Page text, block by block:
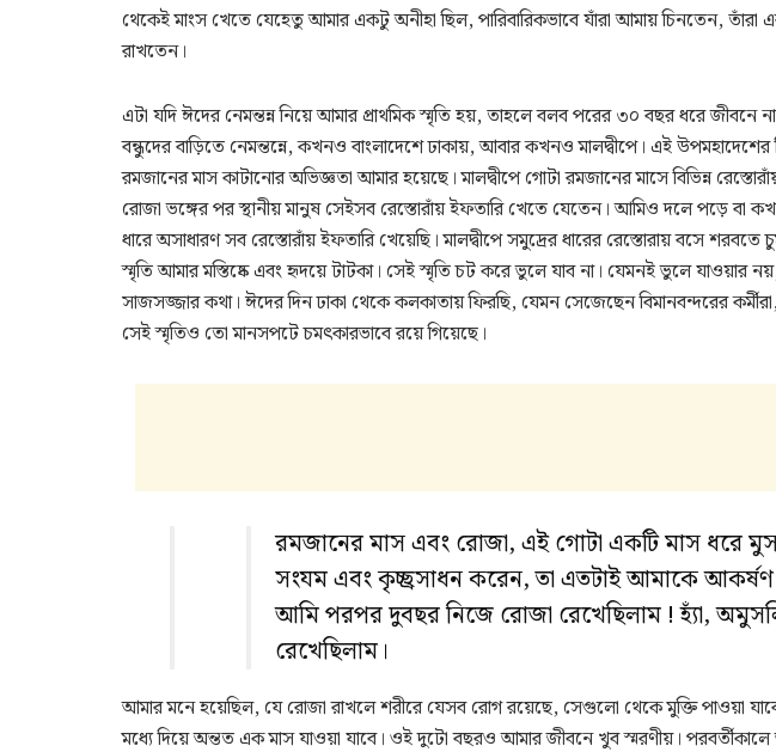
থেকেই মাংস খেতে যেহেতু আমার একটু অনীহা ছিল, পারিবারিকভাবে যাঁরা আমায় চিনতেন,
রাখতেন।
এটা যদি ঈদের নেমন্তন্ন নিয়ে আমার প্রাথমিক স্মৃতি হয়, তাহলে বলব পরের ৩০ বছর ধরে জীবনে
বন্ধুদের বাড়িতে নেমন্তন্নে, কখনও বাংলাদেশে ঢাকায়, আবার কখনও মালদ্বীপে। এই উপমহাদেশের
রমজানের মাস কাটানোর অভিজ্ঞতা আমার হয়েছে। মালদ্বীপে গোটা রমজানের মাসে বিভিন্ন
রোজা ভঙ্গের পর স্থানীয় মানুষ সেইসব রেস্তোরাঁয় ইফতারি খেতে যেতেন। আমিও দলে পড়ে বা
ধারে অসাধারণ সব রেস্তোরাঁয় ইফতারি খেয়েছি। মালদ্বীপে সমুদ্রের ধারের রেস্তোরায় বসে
স্মৃতি আমার মস্তিষ্কে এবং হৃদয়ে টাটকা। সেই স্মৃতি চট করে ভুলে যাব না। যেমনই ভুলে যাওয়ার
সাজসজ্জার কথা। ঈদের দিন ঢাকা থেকে কলকাতায় ফিরছি, যেমন সেজেছেন বিমানবন্দরের
সেই স্মৃতিও তো মানসপটে চমৎকারভাবে রয়ে গিয়েছে।
রমজানের মাস এবং রোজা, এই গোটা একটি মাস ধরে
সংযম এবং কৃচ্ছ্রসাধন করেন, তা এতটাই আমাকে
আমি পরপর দুবছর নিজে রোজা রেখেছিলাম ! হ্যাঁ,
রেখেছিলাম।
আমার মনে হয়েছিল, যে রোজা রাখলে শরীরে যেসব রোগ রয়েছে, সেগুলো থেকে মুক্তি পাওয়া
মধ্যে দিয়ে অন্তত এক মাস যাওয়া যাবে। ওই দুটো বছরও আমার জীবনে খুব স্মরণীয়।